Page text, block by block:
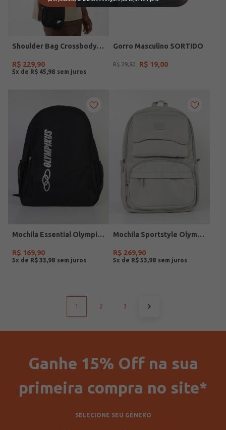
Shoulder Bag Crossbody Nike PRETO
R$ 229,90
5x de R$ 45 98
Gorro Masculino SORTIDO
R$ 29,90 R$ 19,00
Mochila Essential Olympikus PRETO
R$ 169,90
5x de R$ 33 98
Mochila Sportstyle Olympikus BEGE
R$ 269,90
5x de R$ 53 98
1 2 3
Ganhe 15% Off na sua
primeira compra no site*
SELECIONE SEU GÊNERO